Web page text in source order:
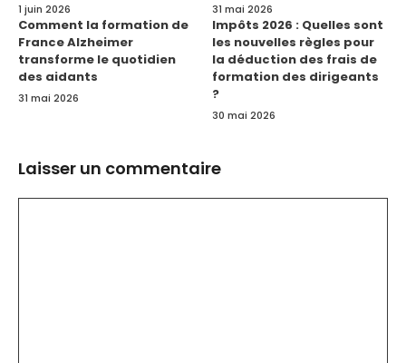
1 juin 2026 31 mai 2026
Comment la formation de
France Alzheimer
transforme le quotidien
des aidants
31 mai 2026
Impôts 2026 : Quelles sont
les nouvelles règles pour
la déduction des frais de
formation des dirigeants
?
30 mai 2026
Laisser un commentaire